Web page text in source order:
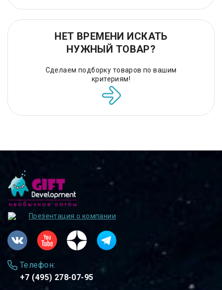
НЕТ ВРЕМЕНИ ИСКАТЬ
НУЖНЫЙ ТОВАР?
Сделаем подборку товаров по вашим
критериям!
Презентация о компании
Телефон:
+7 (495) 278-07-95